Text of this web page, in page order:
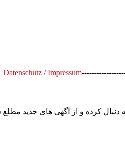
Datenschutz / Impressum
کرده و از آگهی های جدید مطلع